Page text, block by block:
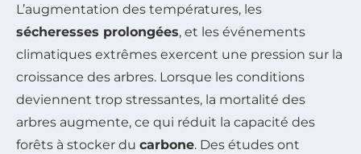
L’augmentation des températures, les
sécheresses prolongées, et les événements
climatiques extrêmes exercent une pression sur la
croissance des arbres. Lorsque les conditions
deviennent trop stressantes, la mortalité des
arbres augmente, ce qui réduit la capacité des
forêts à stocker du carbone. Des études ont